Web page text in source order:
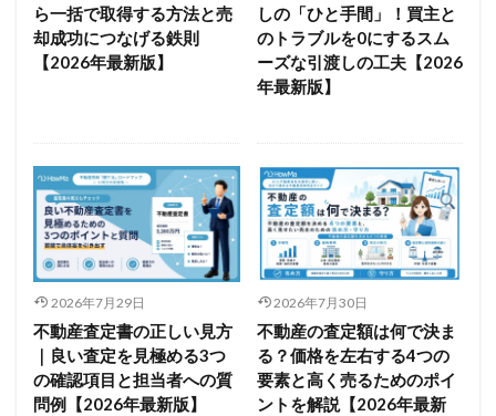
ら一括で取得する方法と売
却成功につなげる鉄則
【2026年最新版】
しの「ひと手間」！買主と
のトラブルを0にするスム
ーズな引渡しの工夫【2026
年最新版】
2026年7月29日
不動産査定書の正しい見方
｜良い査定を見極める3つ
の確認項目と担当者への質
問例【2026年最新版】
2026年7月30日
不動産の査定額は何で決ま
る？価格を左右する4つの
要素と高く売るためのポイ
ントを解説【2026年最新